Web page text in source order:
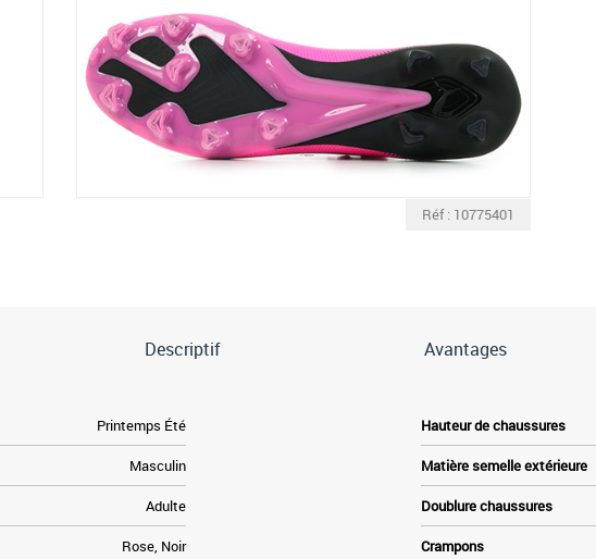
Réf : 10775401
Descriptif Avantages
Printemps Été
Masculin
Adulte
Rose, Noir
Hauteur de chaussures
Matière semelle extérieure
Doublure chaussures
Crampons